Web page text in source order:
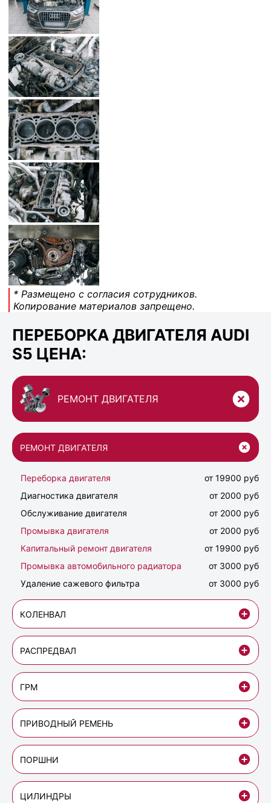
* Размещено с согласия сотрудников.
Копирование материалов запрещено.
ПЕРЕБОРКА ДВИГАТЕЛЯ AUDI
S5 ЦЕНА:
РЕМОНТ ДВИГАТЕЛЯ
РЕМОНТ ДВИГАТЕЛЯ
Переборка двигателя
от 19900 руб
Диагностика двигателя
от 2000 руб
Обслуживание двигателя
от 2000 руб
Промывка двигателя
от 2000 руб
Капитальный ремонт двигателя
от 19900 руб
Промывка автомобильного радиатора
от 3000 руб
Удаление сажевого фильтра
от 3000 руб
КОЛЕНВАЛ
РАСПРЕДВАЛ
ГРМ
ПРИВОДНЫЙ РЕМЕНЬ
ПОРШНИ
ЦИЛИНДРЫ